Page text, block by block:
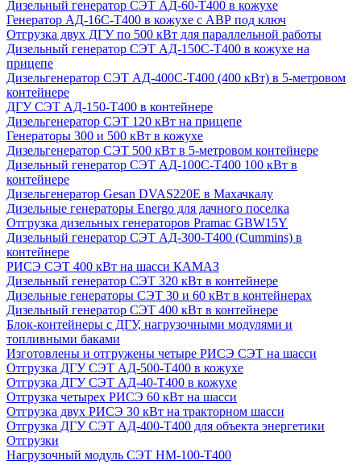
Дизельный генератор СЭТ АД-60-Т400 в кожухе
Генератор АД-16С-Т400 в кожухе с АВР под ключ
Отгрузка двух ДГУ по 500 кВт для параллельной работы
Дизельный генератор СЭТ АД-150С-Т400 в кожухе на
прицепе
Дизельгенератор СЭТ АД-400С-Т400 (400 кВт) в 5-метровом
контейнере
ДГУ СЭТ АД-150-Т400 в контейнере
Дизельгенератор СЭТ 120 кВт на прицепе
Генераторы 300 и 500 кВт в кожухе
Дизельгенератор СЭТ 500 кВт в 5-метровом контейнере
Дизельный генератор СЭТ АД-100С-Т400 100 кВт в
контейнере
Дизельгенератор Gesan DVAS220E в Махачкалу
Дизельные генераторы Energo для дачного поселка
Отгрузка дизельных генераторов Pramac GВW15Y
Дизельный генератор СЭТ АД-300-Т400 (Cummins) в
контейнере
РИСЭ СЭТ 400 кВт на шасси КАМАЗ
Дизельный генератор СЭТ 320 кВт в контейнере
Дизельные генераторы СЭТ 30 и 60 кВт в контейнерах
Дизельный генератор СЭТ 400 кВт в контейнере
Блок-контейнеры с ДГУ, нагрузочными модулями и
топливными баками
Изготовлены и отгружены четыре РИСЭ СЭТ на шасси
Отгрузка ДГУ СЭТ АД-500-Т400 в кожухе
Отгрузка ДГУ СЭТ АД-40-Т400 в кожухе
Отгрузка четырех РИСЭ 60 кВт на шасси
Отгрузка двух РИСЭ 30 кВт на тракторном шасси
Отгрузка ДГУ СЭТ АД-400-Т400 для объекта энергетики
Отгрузки
Нагрузочный модуль СЭТ НМ-100-Т400